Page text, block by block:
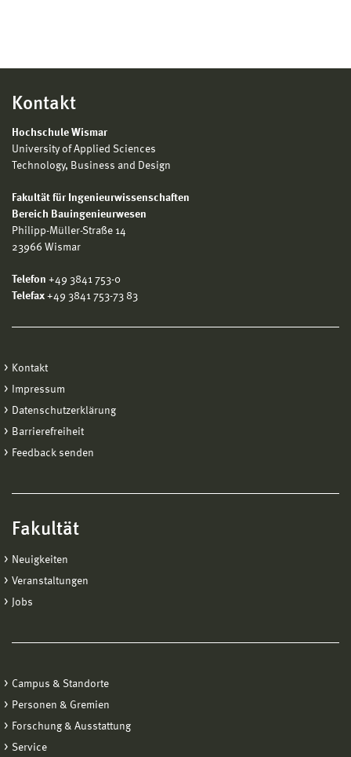
Kontakt
Hochschule Wismar
University of Applied Sciences
Technology, Business and Design
Fakultät für Ingenieurwissenschaften
Bereich Bauingenieurwesen
Philipp-Müller-Straße 14
23966 Wismar
Telefon +49 3841 753-0
Telefax +49 3841 753-73 83
Kontakt
Impressum
Datenschutzerklärung
Barrierefreiheit
Feedback senden
Fakultät
Neuigkeiten
Veranstaltungen
Jobs
Campus & Standorte
Personen & Gremien
Forschung & Ausstattung
Service